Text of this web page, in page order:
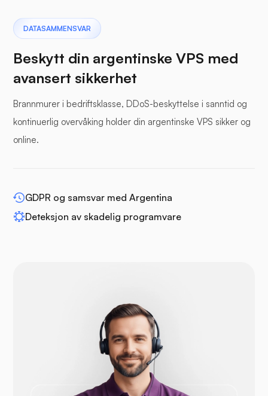
Pterodactyl
Bufferpanel
Opencart
DATASAMMENSVAR
Beskytt din argentinske VPS med
avansert sikkerhet
Brannmurer i bedriftsklasse, DDoS-beskyttelse i sanntid og
kontinuerlig overvåking holder din argentinske VPS sikker og
online.
GDPR og samsvar med Argentina
Deteksjon av skadelig programvare